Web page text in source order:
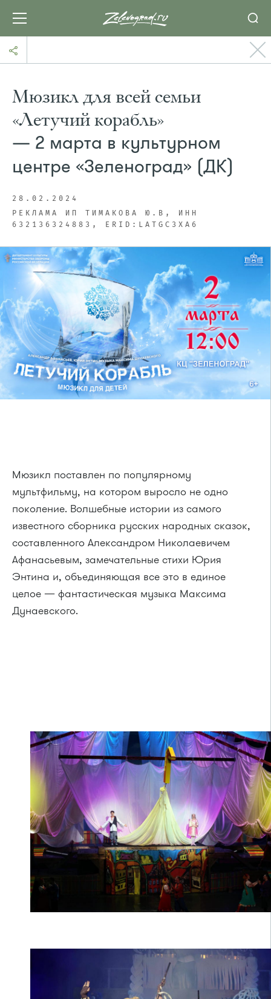
Мюзикл для всей семьи
«Летучий корабль»
— 2 марта в культурном
центре «Зеленоград» (ДК)
28.02.2024
РЕКЛАМА ИП ТИМАКОВА Ю.В, ИНН
632136324883, ERID:LATGC3XA6
Мюзикл поставлен по популярному
мультфильму, на котором выросло не одно
поколение. Волшебные истории из самого
известного сборника русских народных сказок,
составленного Александром Николаевичем
Афанасьевым, замечательные стихи Юрия
Энтина и, объединяющая все это в единое
целое — фантастическая музыка Максима
Дунаевского.